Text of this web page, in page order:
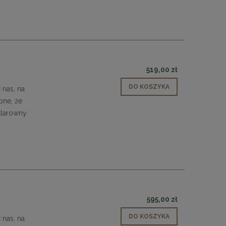
DO KOSZYKA
na
że
519,00 zł
DO KOSZYKA
na
595,00 zł
DO KOSZYKA